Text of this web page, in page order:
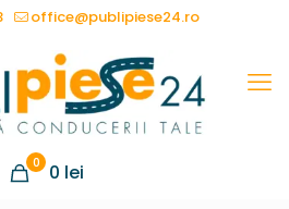
office@publipiese24.ro
0 0 lei